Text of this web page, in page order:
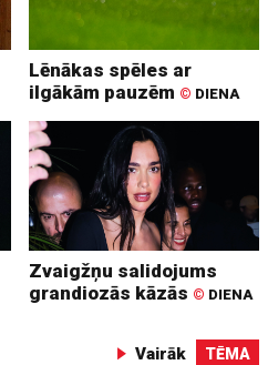
Lēnākas spēles ar
ilgākām pauzēm © DIENA
Zvaigžņu salidojums
grandiozās kāzās © DIENA
Vairāk TĒMA